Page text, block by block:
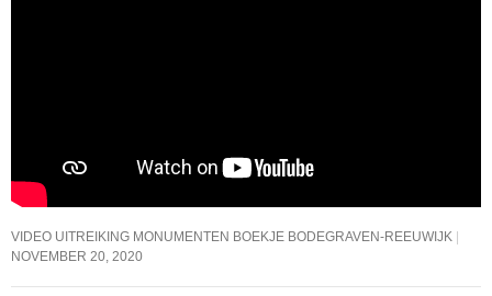
VIDEO UITREIKING MONUMENTEN BOEKJE BODEGRAVEN-REEUWIJK
NOVEMBER 20, 2020